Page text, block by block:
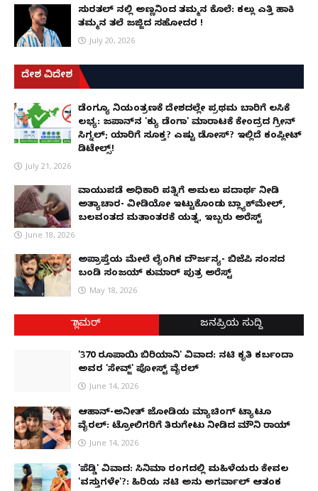
ಸುರತ್ಕಲ್ ನಲ್ಲಿ ಅಣ್ಣನಿಂದ ತಮ್ಮನ ಕೊಲೆ: ಕಲ್ಲು ಎತ್ತಿ ಹಾಕಿ
ತಮ್ಮನ ತಲೆ ಜಜ್ಜಿದ ಸಹೋದರ !
July 20, 2026
ದೇಶ ವಿದೇಶ
ಡೆಂಗ್ಯೂ ನಿಯಂತ್ರಣಕ್ಕೆ ದೇಶದಲ್ಲೇ ಪ್ರಥಮ ಬಾರಿಗೆ ಲಸಿಕೆ
ಲಭ್ಯ: ಜಪಾನ್‌ನ 'ಕ್ಯು ಡೆಂಗಾ' ಮಾರಾಟಕ್ಕೆ ಕೇಂದ್ರದ ಗ್ರೀನ್
ಸಿಗ್ನಲ್; ಯಾರಿಗೆ ಸೂಕ್ತ? ಎಷ್ಟು ಡೋಸ್? ಇಲ್ಲಿದೆ ಕಂಪ್ಲೀಟ್
ಡಿಟೇಲ್ಸ್!
July 21, 2026
ವಾಯುಪಡೆ ಅಧಿಕಾರಿ ಪತ್ನಿಗೆ ಅಮಲು ಪದಾರ್ಥ ನೀಡಿ
ಅತ್ಯಾಚಾರ- ವೀಡಿಯೋ ಇಟ್ಟುಕೊಂಡು ಬ್ಲ್ಯಾಕ್‌ಮೇಲ್,
ಬಲವಂತದ ಮತಾಂತರಕ್ಕೆ ಯತ್ನ, ಇಬ್ಬರು ಅರೆಸ್ಟ್
June 18, 2026
ಅಪ್ರಾಪ್ತೆಯ ಮೇಲೆ ಲೈಂಗಿಕ ದೌರ್ಜನ್ಯ- ಬಿಜೆಪಿ ಸಂಸದ
ಬಂಡಿ ಸಂಜಯ್ ಕುಮಾರ್ ಪುತ್ರ ಅರೆಸ್ಟ್
May 18, 2026
ಗ್ಲಾಮರ್ ಜನಪ್ರಿಯ ಸುದ್ದಿ
'370 ರೂಪಾಯಿ ಬಿರಿಯಾನಿ' ವಿವಾದ: ನಟಿ ಕೃತಿ ಕರ್ಬಂದಾ
ಅವರ 'ಸೇವ್ಜ್' ಪೋಸ್ಟ್ ವೈರಲ್
June 14, 2026
ಆಹಾನ್-ಅನೀತ್ ಜೋಡಿಯ ಮ್ಯಾಚಿಂಗ್ ಟ್ಯಾಟೂ
ವೈರಲ್: ಟ್ರೋಲಿಗರಿಗೆ ತಿರುಗೇಟು ನೀಡಿದ ಮೌನಿ ರಾಯ್
June 14, 2026
'ಪೆಡ್ಡಿ' ವಿವಾದ: ಸಿನಿಮಾ ರಂಗದಲ್ಲಿ ಮಹಿಳೆಯರು ಕೇವಲ
'ವಸ್ತುಗಳೇ'?: ಹಿರಿಯ ನಟಿ ಅನು ಅಗರ್ವಾಲ್ ಆತಂಕ